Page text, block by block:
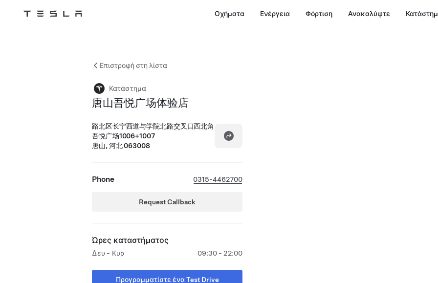
Tesla Οχήματα Ενέργεια Φόρτιση Ανακαλύψτε
Επιστροφή στη λίστα
Κατάστημα
唐山吾悦广场体验店
路北区长宁西道与学院北路交叉口西北角
吾悦广场1006+1007
唐山, 河北 063008
Phone 0315-4462700
Request Callback
Ώρες καταστήματος
Δευ - Κυρ 09:30 - 22:00
Προγραμματίστε ένα Test Drive